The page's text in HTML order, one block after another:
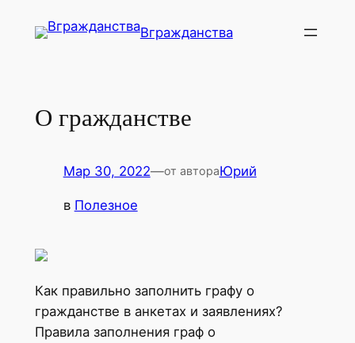
Вгражданства
О гражданстве
Мар 30, 2022—от автораЮрий
в Полезное
Как правильно заполнить графу о
гражданстве в анкетах и заявлениях?
Правила заполнения граф о